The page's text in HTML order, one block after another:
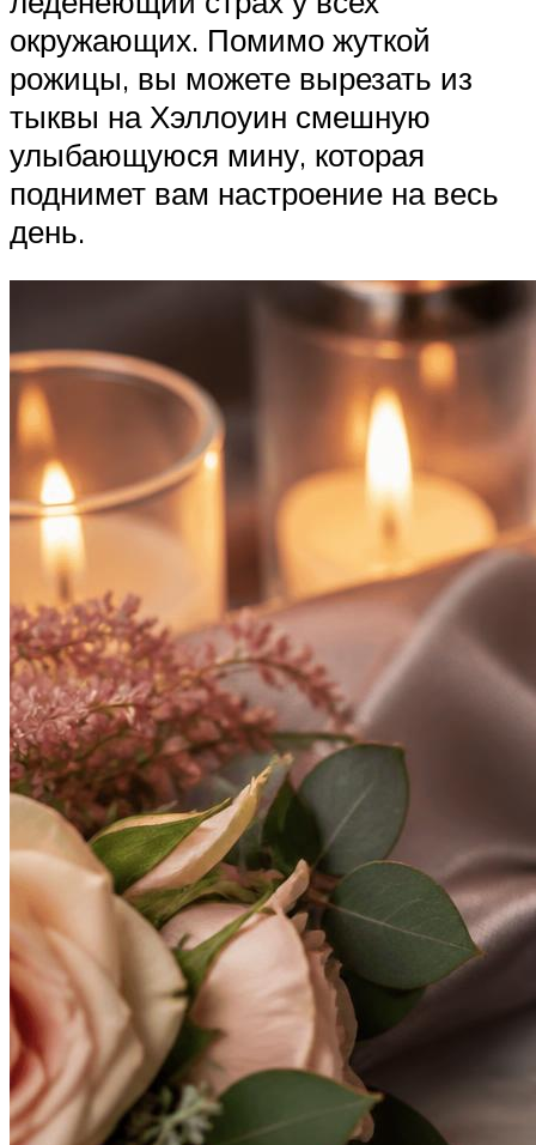
окружающих. Помимо жуткой
рожицы, вы можете вырезать из
тыквы на Хэллоуин смешную
улыбающуюся мину, которая
поднимет вам настроение на весь
день.